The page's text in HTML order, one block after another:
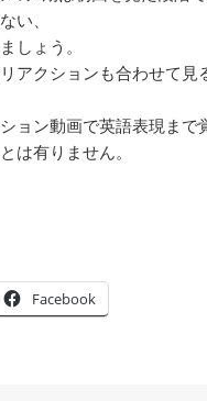
い、
しょう。
アクションも合わせて見
ョン動画で英語表現まで
は有りません。
Facebook